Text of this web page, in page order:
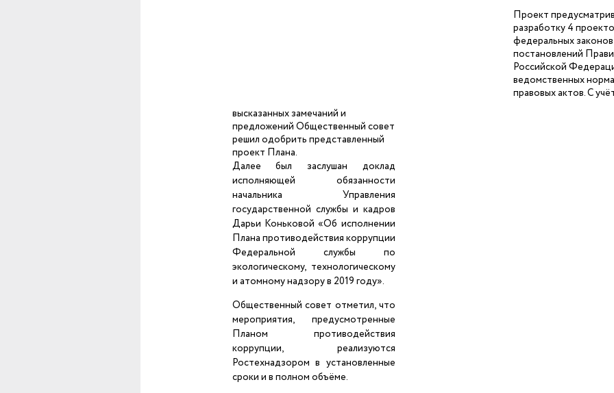
Проект
разработку 4
федеральных
постановлений
Российской
ведомственных
правовых актов. С
высказанных замечаний и
предложений Общественный совет
решил одобрить представленный
проект Плана.
Далее был заслушан доклад
исполняющей обязанности
начальника Управления
государственной службы и кадров
Дарьи Коньковой «Об исполнении
Плана противодействия коррупции
Федеральной службы по
экологическому, технологическому
и атомному надзору в 2019 году».
Общественный совет отметил, что
мероприятия, предусмотренные
Планом противодействия
коррупции, реализуются
Ростехнадзором в установленные
сроки и в полном объёме.